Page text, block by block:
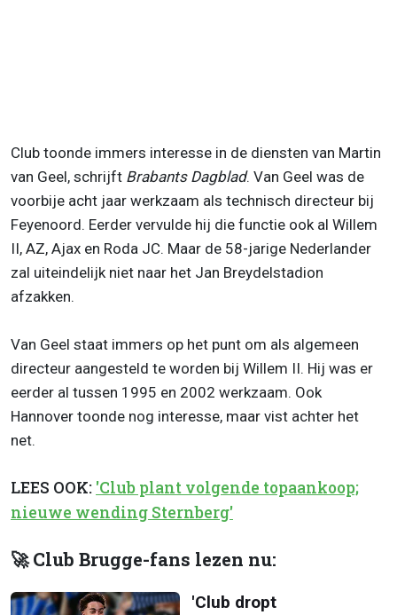
Club toonde immers interesse in de diensten van Martin
van Geel, schrijft Brabants Dagblad. Van Geel was de
voorbije acht jaar werkzaam als technisch directeur bij
Feyenoord. Eerder vervulde hij die functie ook al Willem
II, AZ, Ajax en Roda JC. Maar de 58-jarige Nederlander
zal uiteindelijk niet naar het Jan Breydelstadion
afzakken.
Van Geel staat immers op het punt om als algemeen
directeur aangesteld te worden bij Willem II. Hij was er
eerder al tussen 1995 en 2002 werkzaam. Ook
Hannover toonde nog interesse, maar vist achter het
net.
LEES OOK: 'Club plant volgende topaankoop;
nieuwe wending Sternberg'
🚀 Club Brugge-fans lezen nu:
'Club dropt